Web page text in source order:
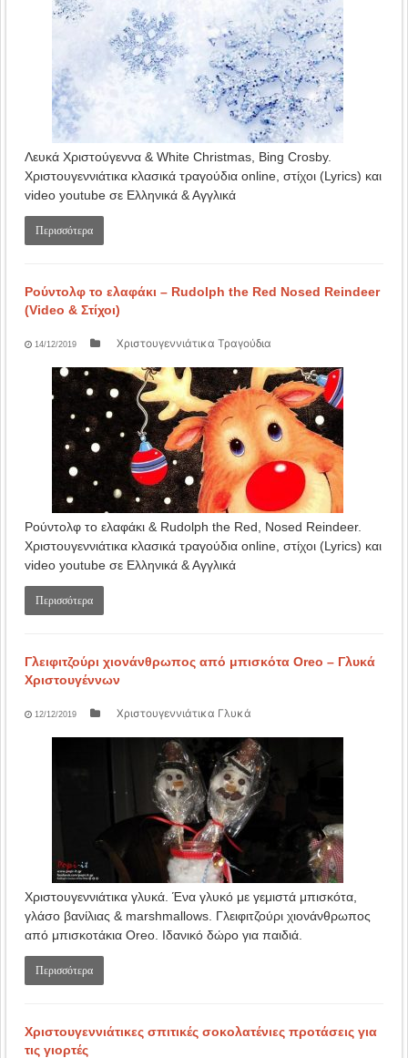
Λευκά Χριστούγεννα & White Christmas, Bing Crosby.
Χριστουγεννιάτικα κλασικά τραγούδια online, στίχοι (Lyrics) και
video youtube σε Ελληνικά & Αγγλικά
Περισσότερα
Ρούντολφ το ελαφάκι – Rudolph the Red Nosed Reindeer
(Video & Στίχοι)
14/12/2019 Χριστουγεννιάτικα Τραγούδια
Ρούντολφ το ελαφάκι & Rudolph the Red, Nosed Reindeer.
Χριστουγεννιάτικα κλασικά τραγούδια online, στίχοι (Lyrics) και
video youtube σε Ελληνικά & Αγγλικά
Περισσότερα
Γλειφιτζούρι χιονάνθρωπος από μπισκότα Oreo – Γλυκά
Χριστουγέννων
12/12/2019 Χριστουγεννιάτικα Γλυκά
Χριστουγεννιάτικα γλυκά. Ένα γλυκό με γεμιστά μπισκότα,
γλάσο βανίλιας & marshmallows. Γλειφιτζούρι χιονάνθρωπος
από μπισκοτάκια Oreo. Ιδανικό δώρο για παιδιά.
Περισσότερα
Χριστουγεννιάτικες σπιτικές σοκολατένιες προτάσεις για
τις γιορτές